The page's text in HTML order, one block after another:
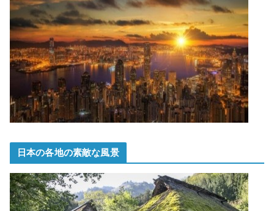
日本の各地の素敵な風景